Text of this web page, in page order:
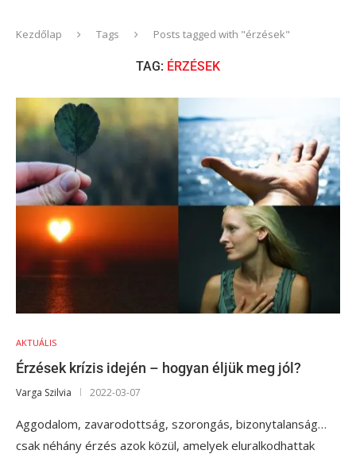
Kezdőlap Tags Posts tagged with "érzések"
TAG: ÉRZÉSEK
AKTUÁLIS
Érzések krízis idején – hogyan éljük meg jól?
Varga Szilvia 2022-03-07
Aggodalom, zavarodottság, szorongás, bizonytalanság…
csak néhány érzés azok közül, amelyek eluralkodhattak